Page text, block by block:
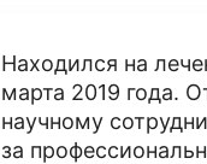
Находился на
марта 2019 года.
научному
за